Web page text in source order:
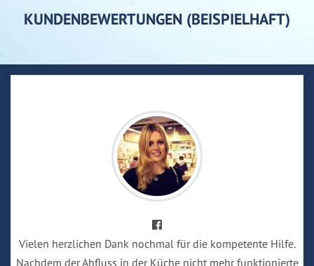
KUNDENBEWERTUNGEN (BEISPIELHAFT)
Vielen herzlichen Dank nochmal für die kompetente Hilfe.
Nachdem der Abfluss in der Küche nicht mehr funktionierte